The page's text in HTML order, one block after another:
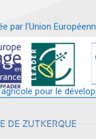
par l’Union
bâtiment en
pour le
DE ZUTKERQUE